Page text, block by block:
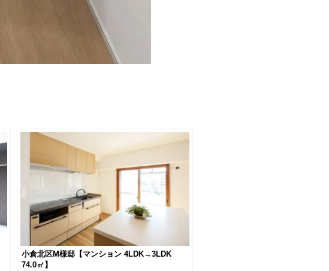
小倉北区M様邸【マンション 4LDK→3LDK
74.0㎡】